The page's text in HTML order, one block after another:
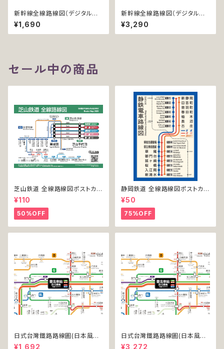
新幹線全線路線図（デジタル版
／LT）
¥1,690
新幹線全線路線図（デジタル版
／LT-NC）
¥3,290
セール中の商品
芝山鉄道 全線路線図ポストカー
ド 2020
¥110
50%OFF
静岡鉄道 全線路線図ポストカー
ド 2017
¥50
75%OFF
日式台灣鐵路路線圖(日本風台
湾鉄道路線図)(デジタル版／L
¥1,692
日式台灣鐵路路線圖(日本風台
湾鉄道路線図)(デジタル版／LT
¥3,272